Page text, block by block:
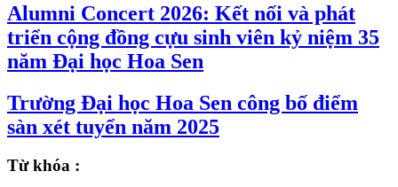
Alumni Concert 2026: Kết nối và phát
triển cộng đồng cựu sinh viên kỷ niệm 35
năm Đại học Hoa Sen
Trường Đại học Hoa Sen công bố điểm
sàn xét tuyển năm 2025
Từ khóa :